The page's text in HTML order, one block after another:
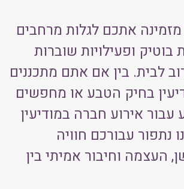
מזמינה אתכם לגלות מרחבים
בוטיק ופעילויות שוברות
לבית. בין אם אתם מתכננים
בחיק הטבע או מחפשים
עבור אירוע חברה במודיעין
נתפור עבורכם חוויה
וחיבור אמיתי בין